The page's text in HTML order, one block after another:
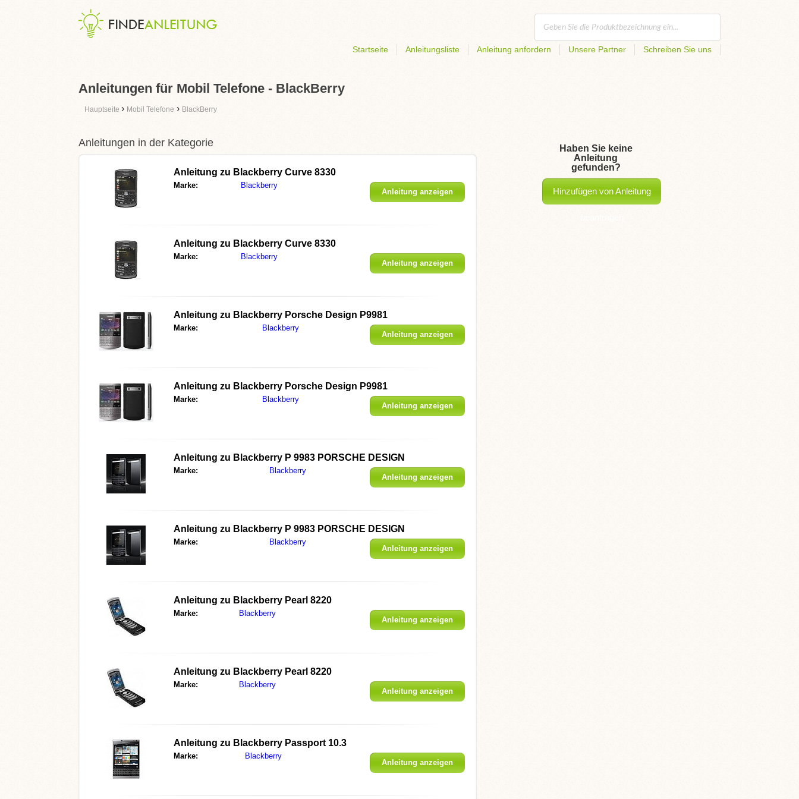
Startseite Anleitungsliste Anleitung anfordern Unsere Partner Schreiben Sie uns
Anleitungen für Mobil Telefone - BlackBerry
Hauptseite › Mobil Telefone › BlackBerry
Anleitungen in der Kategorie
Anleitung zu Blackberry Curve 8330
Marke: Blackberry
Anleitung anzeigen
Anleitung zu Blackberry Curve 8330
Marke: Blackberry
Anleitung anzeigen
Anleitung zu Blackberry Porsche Design P9981
Marke: Blackberry
Anleitung anzeigen
Anleitung zu Blackberry Porsche Design P9981
Marke: Blackberry
Anleitung anzeigen
Anleitung zu Blackberry P 9983 PORSCHE DESIGN
Marke: Blackberry
Anleitung anzeigen
Anleitung zu Blackberry P 9983 PORSCHE DESIGN
Marke: Blackberry
Anleitung anzeigen
Anleitung zu Blackberry Pearl 8220
Marke: Blackberry
Anleitung anzeigen
Anleitung zu Blackberry Pearl 8220
Marke: Blackberry
Anleitung anzeigen
Anleitung zu Blackberry Passport 10.3
Marke: Blackberry
Anleitung anzeigen
Haben Sie keine
Anleitung
gefunden?
Hinzufügen von Anleitung